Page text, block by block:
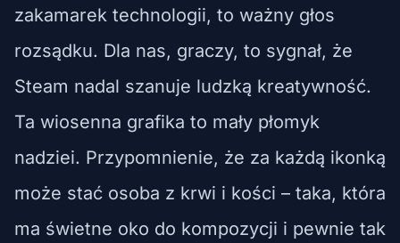
zakamarek technologii, to ważny głos
rozsądku. Dla nas, graczy, to sygnał, że
Steam nadal szanuje ludzką kreatywność.
Ta wiosenna grafika to mały płomyk
nadziei. Przypomnienie, że za każdą ikonką
może stać osoba z krwi i kości – taka, która
ma świetne oko do kompozycji i pewnie tak